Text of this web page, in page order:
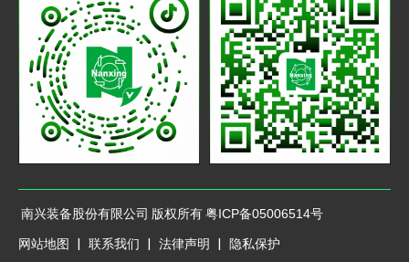
抖音
二维码
微信
公众号
南兴装备股份有限公司 版权所有粤ICP备05006514号
网站地图 | 联系我们 | 法律声明 | 隐私保护